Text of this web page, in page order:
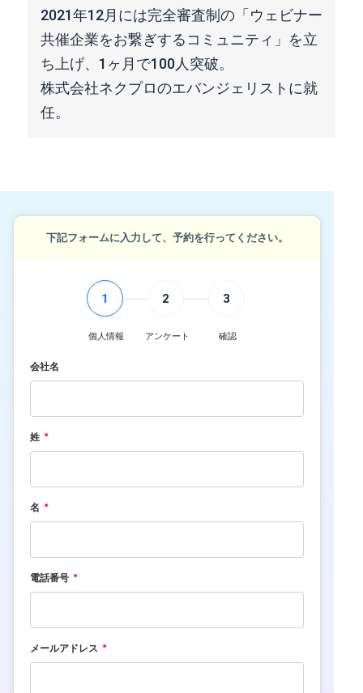
2021年12月には完全審査制の「ウェビナー
共催企業をお繋ぎするコミュニティ」を立
ち上げ、1ヶ月で100人突破。
株式会社ネクプロのエバンジェリストに就
任。
下記フォームに入力して、予約を行ってください。
1
個人情報
2
アンケート
3
確認
会社名
姓
名
電話番号
メールアドレス